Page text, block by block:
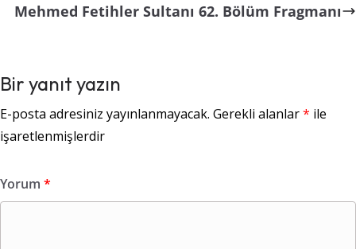
Mehmed Fetihler Sultanı 62. Bölüm Fragmanı
Bir yanıt yazın
E-posta adresiniz yayınlanmayacak. Gerekli alanlar* ile
işaretlenmişlerdir
Yorum *